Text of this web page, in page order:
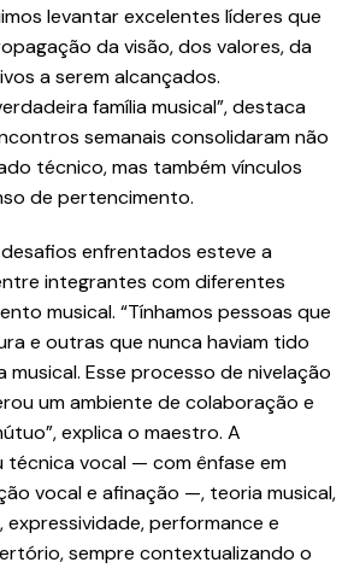
levantar excelentes líderes que
da visão, dos valores, da
a serem alcançados.
família musical”, destaca
semanais consolidaram não
técnico, mas também vínculos
de pertencimento.
enfrentados esteve a
integrantes com diferentes
musical. “Tínhamos pessoas que
e outras que nunca haviam tido
Esse processo de nivelação
um ambiente de colaboração e
explica o maestro. A
técnica vocal — com ênfase em
vocal e afinação —, teoria musical,
performance e
sempre contextualizando o